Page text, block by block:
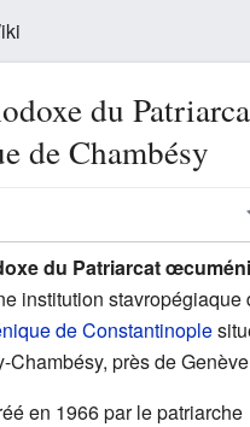
du
de Chambésy
du Patriarcat
institution stavropégiaque
de Constantinople
Chambésy, près de
en 1966 par le patriarche